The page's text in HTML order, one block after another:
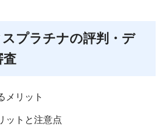
プラチナの評判・デ
査
メリット
ットと注意点